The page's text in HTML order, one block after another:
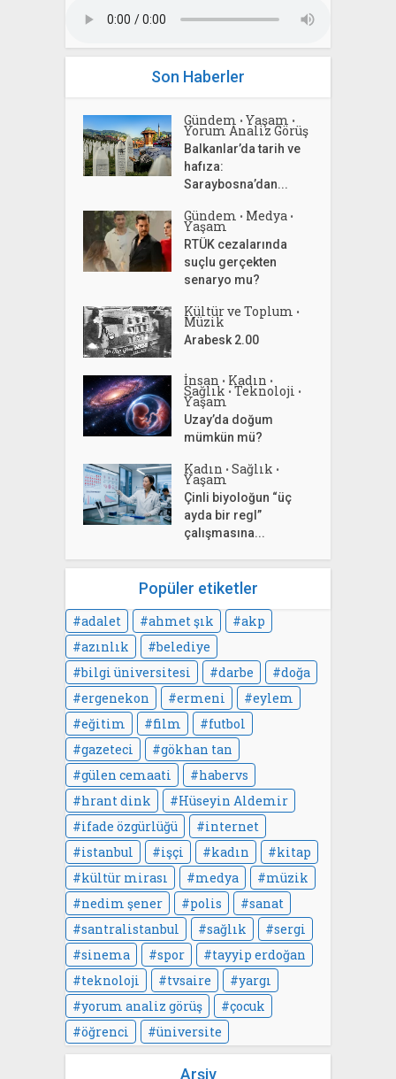
Son Haberler
Gündem • Yaşam •
Yorum Analiz Görüş
Balkanlar’da tarih ve
hafıza:
Saraybosna’dan...
Gündem • Medya •
Yaşam
RTÜK cezalarında
suçlu gerçekten
senaryo mu?
Kültür ve Toplum •
Müzik
Arabesk 2.00
İnsan • Kadın •
Sağlık • Teknoloji •
Yaşam
Uzay’da doğum
mümkün mü?
Kadın • Sağlık •
Yaşam
Çinli biyoloğun “üç
ayda bir regl”
çalışmasına...
Popüler etiketler
adalet ahmet şık
akp
azınlık
belediye
bilgi üniversitesi
darbe
doğa
ergenekon
ermeni
eylem
eğitim
film
futbol
gazeteci
gökhan tan
gülen cemaati
habervs
hrant dink
Hüseyin Aldemir
ifade özgürlüğü
internet
istanbul
işçi kadın
kitap
kültür mirası
medya
müzik
nedim şener
polis
sanat
santralistanbul
sağlık
sergi
sinema
spor
tayyip erdoğan
teknoloji
tvsaire
yargı
yorum analiz görüş
çocuk
öğrenci
üniversite
Arşiv